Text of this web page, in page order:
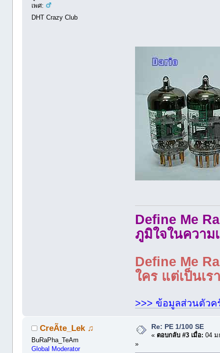
เพศ:
DHT Crazy Club
Define Me
ภูมิใจในความ
Define Me
ใคร แต่เป็นเ
>>> ข้อมูลส่วนตัวค
CreÃte_Lek ♫
BuRaPha_TeAm
Global Moderator
Re: PE 1/100 SE
« ตอบกลับ #3 เมื่อ: 04 ม
»